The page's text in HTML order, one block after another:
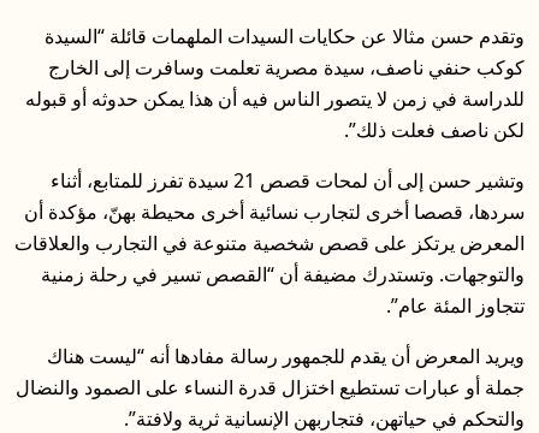
وتقدم حسن مثالا عن حكايات السيدات الملهمات قائلة “السيدة
كوكب حنفي ناصف، سيدة مصرية تعلمت وسافرت إلى الخارج
للدراسة في زمن لا يتصور الناس فيه أن هذا يمكن حدوثه أو قبوله
لكن ناصف فعلت ذلك”.
وتشير حسن إلى أن لمحات قصص 21 سيدة تفرز للمتابع، أثناء
سردها، قصصا أخرى لتجارب نسائية أخرى محيطة بهنّ، مؤكدة أن
المعرض يرتكز على قصص شخصية متنوعة في التجارب والعلاقات
والتوجهات. وتستدرك مضيفة أن “القصص تسير في رحلة زمنية
تتجاوز المئة عام”.
ويريد المعرض أن يقدم للجمهور رسالة مفادها أنه “ليست هناك
جملة أو عبارات تستطيع اختزال قدرة النساء على الصمود والنضال
والتحكم في حياتهن، فتجاربهن الإنسانية ثرية ولافتة”.